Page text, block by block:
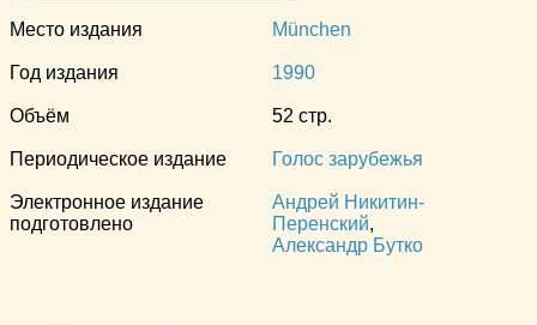
Место издания München
Год издания 1990
Объём 52 стр.
Периодическое издание Голос зарубежья
Электронное издание
подготовлено
Андрей Никитин-
Перенский,
Александр Бутко